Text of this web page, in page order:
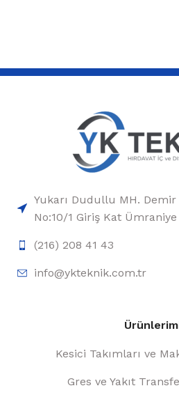
Yukarı Dudullu MH.
No:10/1 Giriş Kat
(216) 208 41 43
info@ykteknik.com.tr
Kesici Takımları ve
Gres ve Yakıt